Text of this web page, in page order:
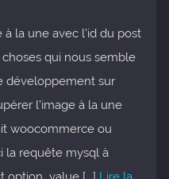
la une avec l'id du post
qui nous semble
développement sur
l’image à la une
woocommerce ou
la requête mysql à
option_value [...] Lire la